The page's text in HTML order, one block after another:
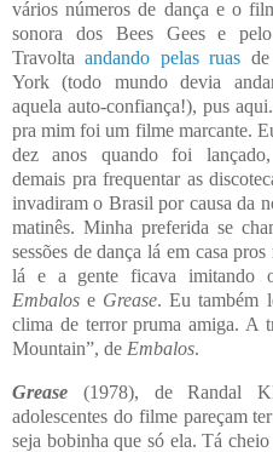
vários números de dança e o
sonora dos Bees Gees e
Travoltaandando pelas ruas
York (todo mundo devia
aquela auto-confiança!), pus
pra mim foi um filme marcante.
dez anos quando foi
demais pra frequentar as
invadiram o Brasil por causa da
matinês. Minha preferida se
sessões de dança lá em casa
lá e a gente ficava imitando
Embalos e Grease. Eu também
clima de terror pruma amiga. A
Mountain”, de Embalos.
Grease (1978), de Randal
adolescentes do filme pareçam
seja bobinha que só ela. Tá